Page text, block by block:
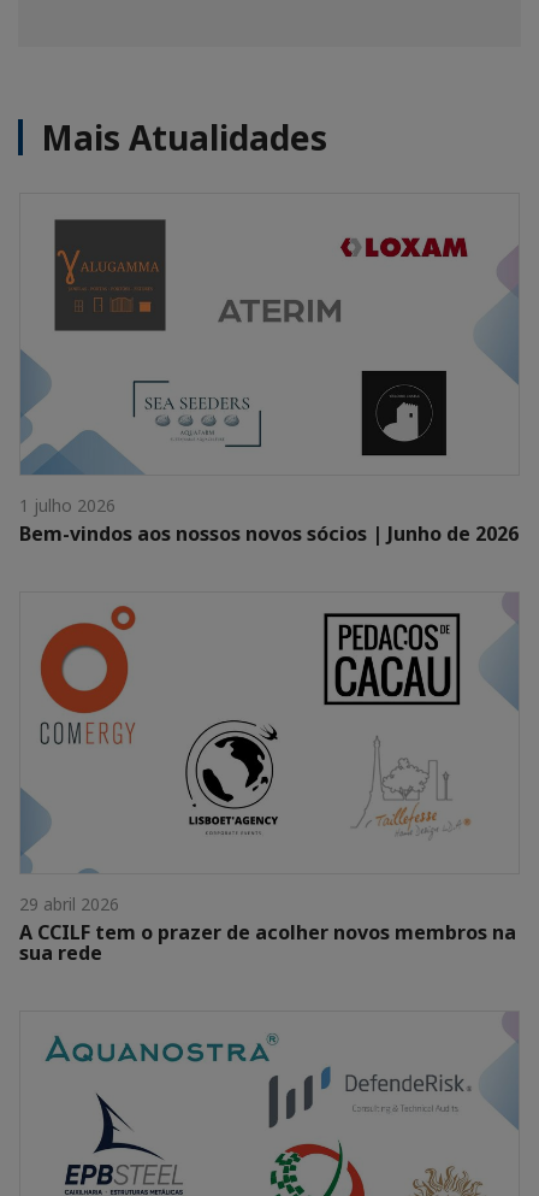
Mais Atualidades
1 julho 2026
Bem-vindos aos nossos novos sócios | Junho de 2026
29 abril 2026
A CCILF tem o prazer de acolher novos membros na
sua rede